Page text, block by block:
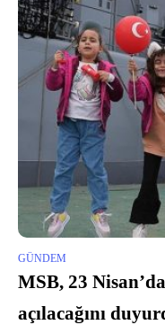
GÜNDEM
MSB, 23
açılacağını